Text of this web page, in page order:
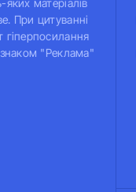
матеріалів
При цитуванні
гіперпосилання
знаком "Реклама"